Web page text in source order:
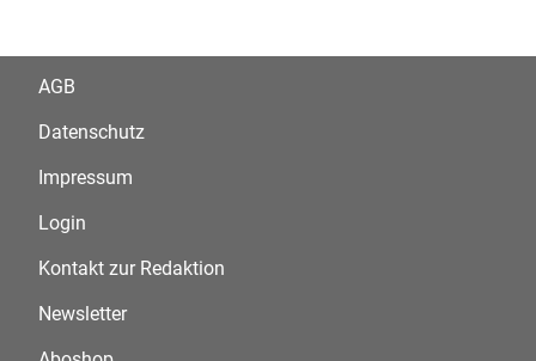
AGB
Datenschutz
Impressum
Login
Kontakt zur Redaktion
Newsletter